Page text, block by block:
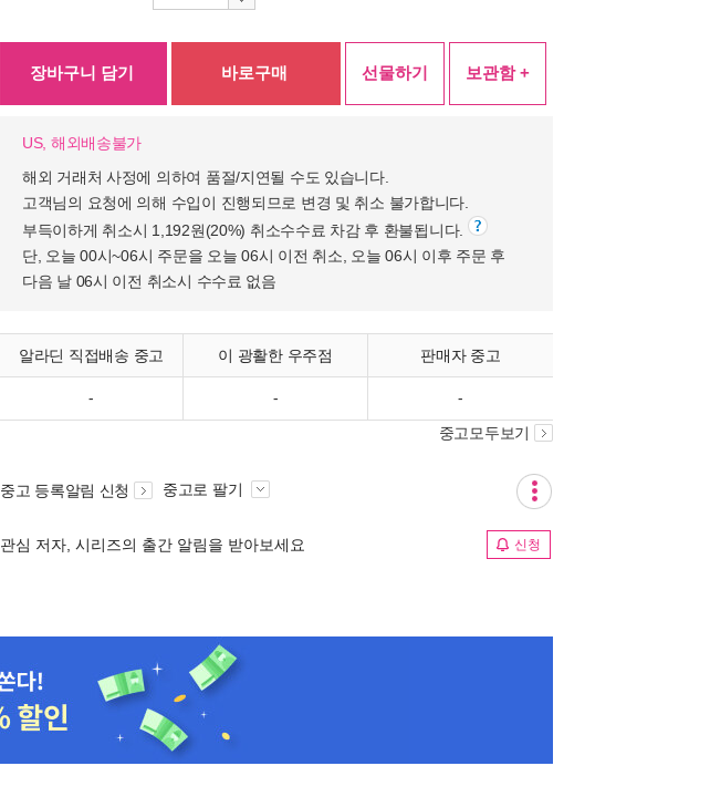
장바구니 담기 바로구매 선물하기 보관함 +
US, 해외배송불가
해외 거래처 사정에 의하여 품절/지연될 수도 있습니다.
고객님의 요청에 의해 수입이 진행되므로 변경 및 취소 불가합니다.
부득이하게 취소시 1,192원(20%) 취소수수료 차감 후 환불됩니다.
단, 오늘 00시~06시 주문을 오늘 06시 이전 취소, 오늘 06시 이후 주문 후
다음 날 06시 이전 취소시 수수료 없음
알라딘 직접배송 중고 이 광활한 우주점 판매자 중고
- - -
중고모두보기
중고 등록알림 신청 중고로 팔기
관심 저자, 시리즈의 출간 알림을 받아보세요 신청